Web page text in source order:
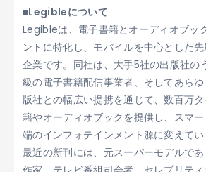
■Legibleについて
Legibleは、電子書籍とオーディオブッ
ントに特化し、モバイルを中心とした
企業です。同社は、大手5社の出版社の
級の電子書籍配信事業者、そしてあら
版社との幅広い提携を通じて、数百万
籍やオーディオブックを提供し、スマ
端のインフォテインメント源に変えてい
最近の新刊には、元スーパーモデルで